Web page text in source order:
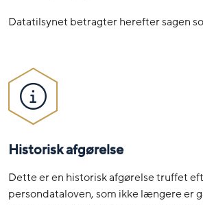
Datatilsynet betragter herefter sagen
Historisk afgørelse
Dette er en historisk afgørelse truffet
persondataloven, som ikke længere er